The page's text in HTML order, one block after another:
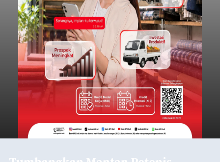
Submitted bycontributor on Mon, 08/10/2026 - 17:02
Baca Selengkapnya
DPRD Badung Dorong
Pembinaan Paskibraka, I
Made Rai Wirata Hadiri
Pengarahan Jelang HUT RI